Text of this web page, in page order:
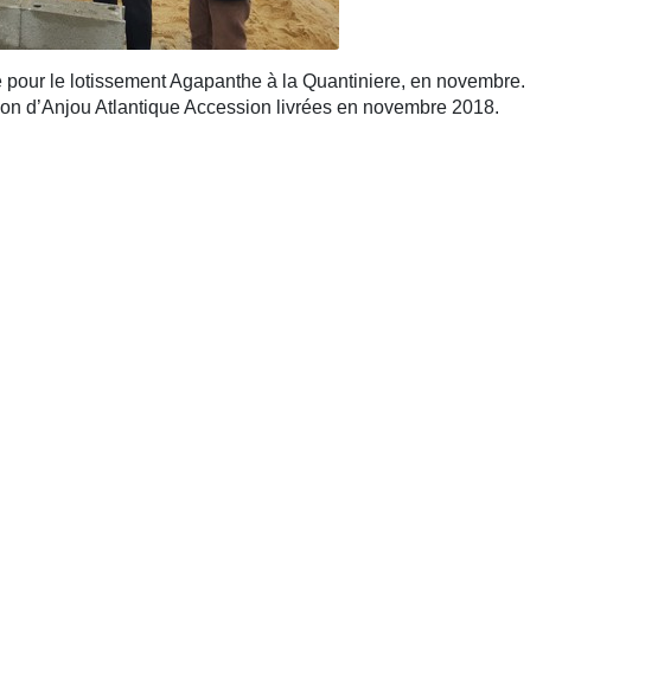
le lotissement Agapanthe à la Quantiniere, en novembre.
d’Anjou Atlantique Accession livrées en novembre 2018.